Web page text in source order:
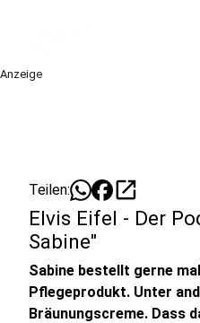
Anzeige
Teilen: open_in_new
Elvis Eifel - Der
Sabine"
Sabine bestellt gerne
Pflegeprodukt. Unter
Bräunungscreme. Dass